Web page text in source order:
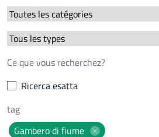
Ricerca esatta
Gambero di fiume